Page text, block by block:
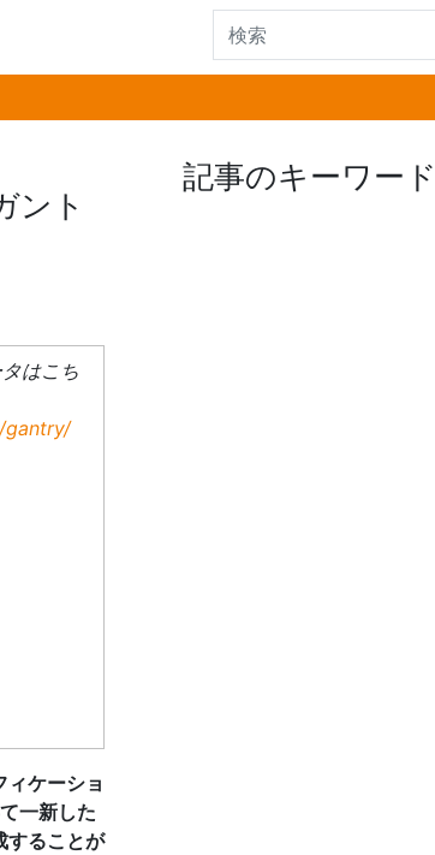
ント
はこち
gantry/
ケーショ
一新した
することが
記事のキーワード